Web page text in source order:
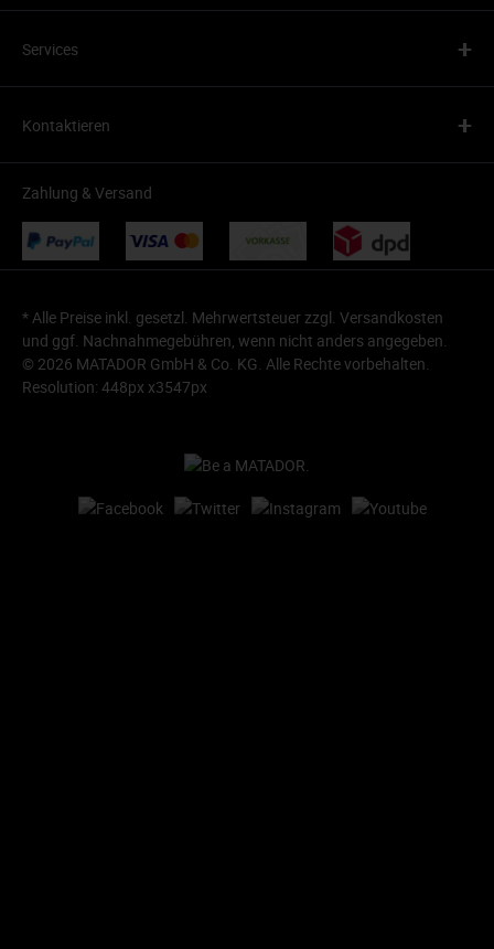
Services +
Kontaktieren +
Zahlung & Versand
* Alle Preise inkl. gesetzl. Mehrwertsteuer zzgl. Versandkosten
und ggf. Nachnahmegebühren, wenn nicht anders angegeben.
© 2026 MATADOR GmbH & Co. KG. Alle Rechte vorbehalten.
Resolution: 448px x3547px